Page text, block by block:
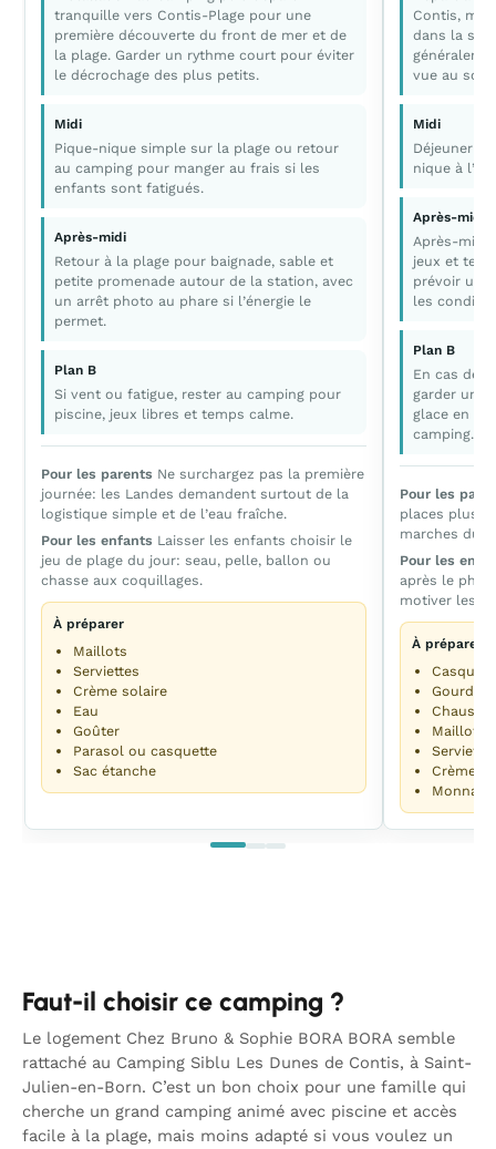
tranquille vers Contis-Plage pour une
première découverte du front de mer et de
la plage. Garder un rythme court pour éviter
le décrochage des plus petits.
Midi
Pique-nique simple sur la plage ou retour
au camping pour manger au frais si les
enfants sont fatigués.
Après-midi
Retour à la plage pour baignade, sable et
petite promenade autour de la station, avec
un arrêt photo au phare si l’énergie le
permet.
Plan B
Si vent ou fatigue, rester au camping pour
piscine, jeux libres et temps calme.
Pour les parents Ne surchargez pas la première
journée: les Landes demandent surtout de la
logistique simple et de l’eau fraîche.
Pour les enfants Laisser les enfants choisir le
jeu de plage du jour: seau, pelle, ballon ou
chasse aux coquillages.
À préparer
Maillots
Serviettes
Crème solaire
Eau
Goûter
Parasol ou casquette
Sac étanche
Contis,
dans la
vue au
Midi
Déjeuner
nique à
Après-midi
Après-midi
jeux et
prévoir un
les
Plan B
En cas de
garder
glace en
camping.
Pour les
places plus
marches du
Pour les
après le
motiver les
À préparer
Casque
Gourdes
Maillots
Crème
Monnaie
Faut-il choisir ce camping ?
Le logement Chez Bruno & Sophie BORA BORA semble
rattaché au Camping Siblu Les Dunes de Contis, à Saint-
Julien-en-Born. C’est un bon choix pour une famille qui
cherche un grand camping animé avec piscine et accès
facile à la plage, mais moins adapté si vous voulez un